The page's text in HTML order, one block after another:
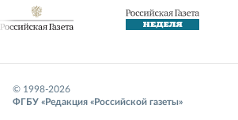
© 1998-2026
ФГБУ «Редакция «Российской газеты»